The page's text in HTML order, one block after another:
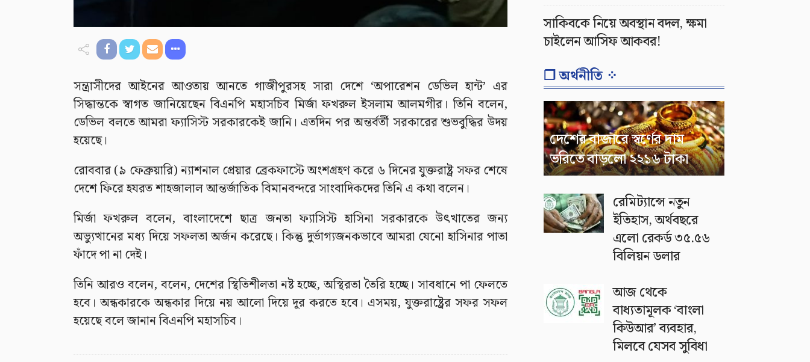
সন্ত্রাসীদের আইনের আওতায় আনতে গাজীপুরসহ সারা দেশে ‘অপারেশন ডেভিল হান্ট’ এর
সিদ্ধান্তকে স্বাগত জানিয়েছেন বিএনপি মহাসচিব মির্জা ফখরুল ইসলাম আলমগীর। তিনি বলেন,
ডেভিল বলতে আমরা ফ্যাসিস্ট সরকারকেই জানি। এতদিন পর অন্তর্বর্তী সরকারের শুভবুদ্ধির উদয়
হয়েছে।
রোববার (৯ ফেব্রুয়ারি) ন্যাশনাল প্রেয়ার ব্রেকফাস্টে অংশগ্রহণ করে ৬ দিনের যুক্তরাষ্ট্র সফর শেষে
দেশে ফিরে হযরত শাহজালাল আন্তর্জাতিক বিমানবন্দরে সাংবাদিকদের তিনি এ কথা বলেন।
মির্জা ফখরুল বলেন, বাংলাদেশে ছাত্র জনতা ফ্যাসিস্ট হাসিনা সরকারকে উৎখাতের জন্য
অভ্যুত্থানের মধ্য দিয়ে সফলতা অর্জন করেছে। কিন্তু দুর্ভাগ্যজনকভাবে আমরা যেনো হাসিনার পাতা
ফাঁদে পা না দেই।
তিনি আরও বলেন, বলেন, দেশের স্থিতিশীলতা নষ্ট হচ্ছে, অস্থিরতা তৈরি হচ্ছে। সাবধানে পা ফেলতে
হবে। অন্ধকারকে অন্ধকার দিয়ে নয় আলো দিয়ে দূর করতে হবে। এসময়, যুক্তরাষ্ট্রের সফর সফল
হয়েছে বলে জানান বিএনপি মহাসচিব।
সাকিবকে নিয়ে অবস্থান বদল, ক্ষমা
চাইলেন আসিফ আকবর!
❐ অর্থনীতি ⁘
দেশের বাজারে স্বর্ণের দাম
ভরিতে বাড়লো ২২১৬ টাকা
রেমিট্যান্সে নতুন
ইতিহাস, অর্থবছরে
এলো রেকর্ড ৩৫.৫৬
বিলিয়ন ডলার
আজ থেকে
বাধ্যতামূলক ‘বাংলা
কিউআর’ ব্যবহার,
মিলবে যেসব সুবিধা